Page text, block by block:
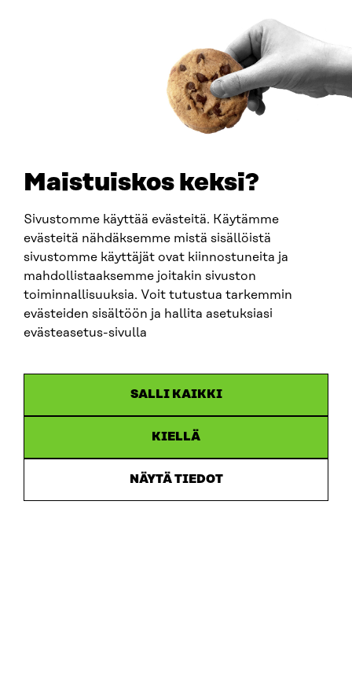
Maistuiskos keksi?
Sivustomme käyttää evästeitä. Käytämme
evästeitä nähdäksemme mistä sisällöistä
sivustomme käyttäjät ovat kiinnostuneita ja
mahdollistaaksemme joitakin sivuston
toiminnallisuuksia. Voit tutustua tarkemmin
evästeiden sisältöön ja hallita asetuksiasi
evästeasetus-sivulla
SALLI KAIKKI
KIELLÄ
NÄYTÄ TIEDOT
Käyttäjien tarpeet keskiöön ja käytännön pilotteja –
Muistio esittää 10 suositusta ekosysteemitilinpidon
ARTIKKELI
China shock 2.0 – Eurooppa havahtuu liian hitaasti
Kiinan järjestelmävaltaan